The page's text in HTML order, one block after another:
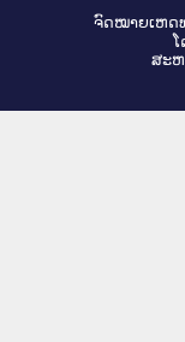
ຈົດ​ໝາຍ​ເຫດ​
ສະ​ຫ